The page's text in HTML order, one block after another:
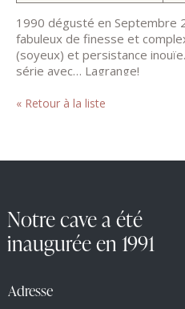
1990 dégusté en Septembre
fabuleux de finesse et
(soyeux) et persistance
série avec… Lagrange!
« Retour à la liste
Notre cave a été
inaugurée en 1991
Adresse